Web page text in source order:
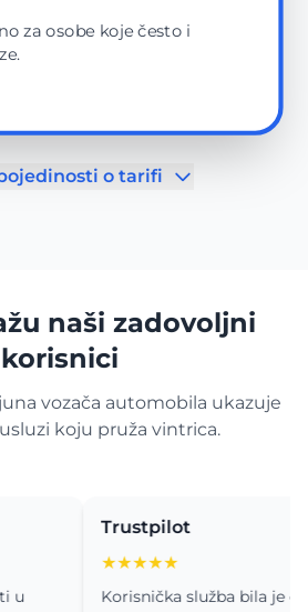
za osobe koje često i
o tarifi
naši zadovoljni
korisnici
vozača automobila ukazuje
koju pruža vintrica.
Trustpilot
★★★★★
Korisnička služba bila je od